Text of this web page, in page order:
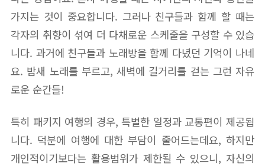
가지는 것이 중요합니다. 그러나 친구들과 함께 할 때는
각자의 취향이 섞여 더 다채로운 스케줄을 구성할 수 있습
니다. 과거에 친구들과 노래방을 함께 다녔던 기억이 나네
요. 밤새 노래를 부르고, 새벽에 길거리를 걷는 그런 자유
로운 순간들!
특히 패키지 여행의 경우, 특별한 일정과 교통편이 제공됩
니다. 덕분에 여행에 대한 부담이 줄어드는데요, 하지만
개인적이기보다는 활용범위가 제한될 수 있으니, 자신의